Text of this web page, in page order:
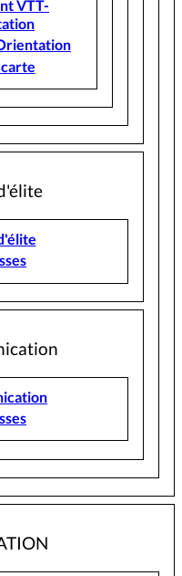
VTT-